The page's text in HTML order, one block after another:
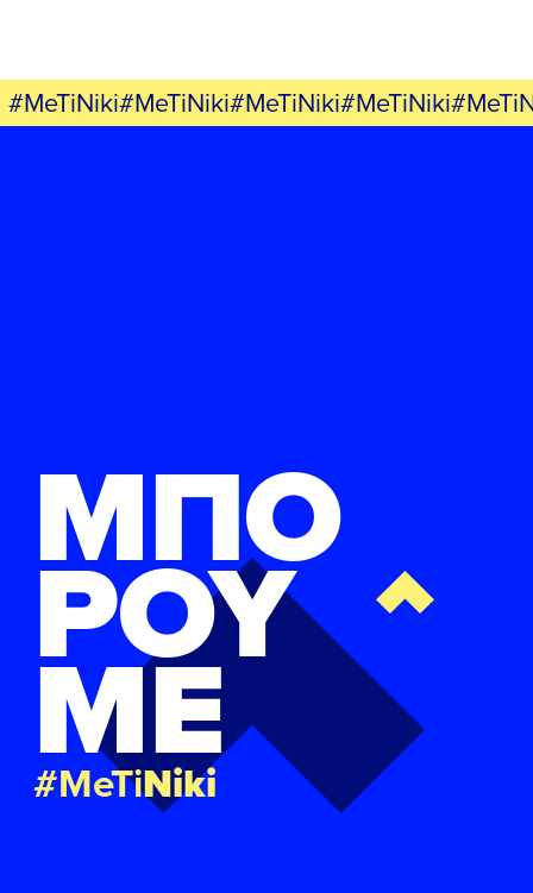
FB IN TW YT LN VB TIKTOK
ΜΠΟ
ΡΟΥ
ΜΕ
#MeTiNiki